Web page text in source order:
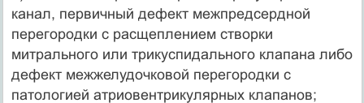
канал, первичный дефект межпредсердной
перегородки с расщеплением створки
митрального или трикуспидального клапана либо
дефект межжелудочковой перегородки с
патологией атриовентрикулярных клапанов;